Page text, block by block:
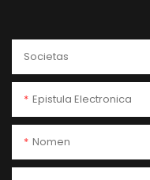
Societas
Epistula Electronica
Nomen